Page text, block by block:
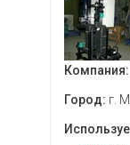
Компания:
Город: г.